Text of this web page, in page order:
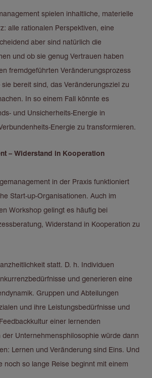
spielen inhaltliche, materielle
alle rationalen Perspektiven, eine
aber sind natürlich die
und ob sie genug Vertrauen haben
fremdgeführten Veränderungsprozess
bereit sind, das Veränderungsziel zu
In so einem Fall könnte es
und Unsicherheits-Energie in
Energie zu transformieren.
– Widerstand in Kooperation
in der Praxis funktioniert
Start-up-Organisationen. Auch im
Workshop gelingt es häufig bei
Widerstand in Kooperation zu
statt. D. h. Individuen
und generieren eine
Gruppen und Abteilungen
und ihre Leistungsbedürfnisse und
einer lernenden
Unternehmensphilosophie würde dann
Lernen und Veränderung sind Eins. Und
noch so lange Reise beginnt mit einem